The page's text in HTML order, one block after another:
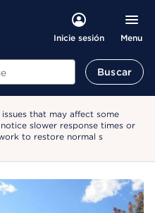
Inicie sesión Menu
Buscar
that may affect some
slower response times or
to restore normal s